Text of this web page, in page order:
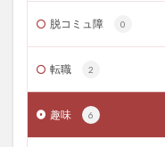
脱コミュ障 0
転職 2
趣味 6